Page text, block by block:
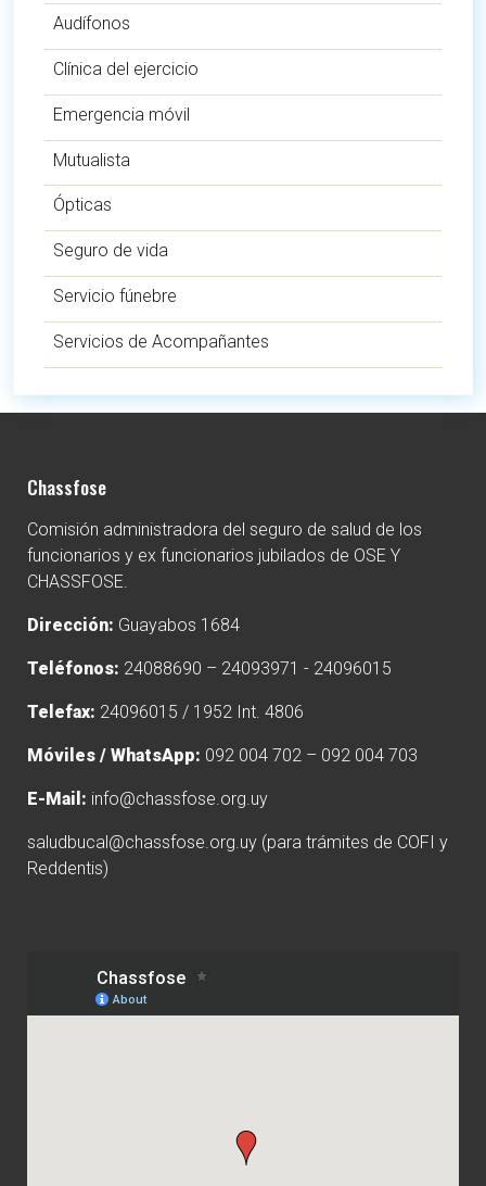
Audífonos
Clínica del ejercicio
Emergencia móvil
Mutualista
Ópticas
Seguro de vida
Servicio fúnebre
Servicios de Acompañantes
Chassfose
Comisión administradora del seguro de salud de los
funcionarios y ex funcionarios jubilados de OSE Y
CHASSFOSE.
Dirección: Guayabos 1684
Teléfonos: 24088690 – 24093971 - 24096015
Telefax: 24096015 / 1952 Int. 4806
Móviles / WhatsApp: 092 004 702 – 092 004 703
E-Mail: info@chassfose.org.uy
saludbucal@chassfose.org.uy(para trámites de COFI y
Reddentis)